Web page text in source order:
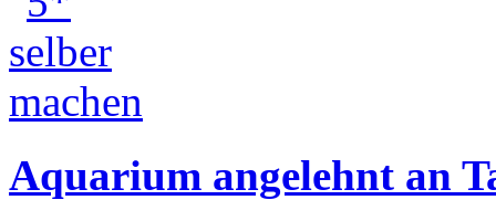
Aquarium angelehnt an